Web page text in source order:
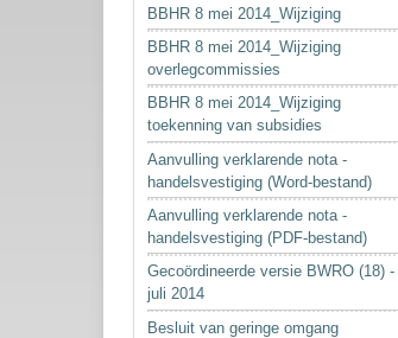
BBHR 8 mei 2014_Wijziging
BBHR 8 mei 2014_Wijziging
overlegcommissies
BBHR 8 mei 2014_Wijziging
toekenning van subsidies
Aanvulling verklarende nota -
handelsvestiging (Word-bestand)
Aanvulling verklarende nota -
handelsvestiging (PDF-bestand)
Gecoördineerde versie BWRO (18) -
juli 2014
Besluit van geringe omgang